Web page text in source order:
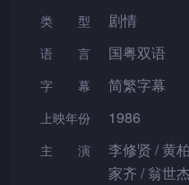
类型 剧情
语言 国粤双语
字幕 简繁字幕
上映年份 1986
主演
李修贤 / 黄
家齐 / 翁世